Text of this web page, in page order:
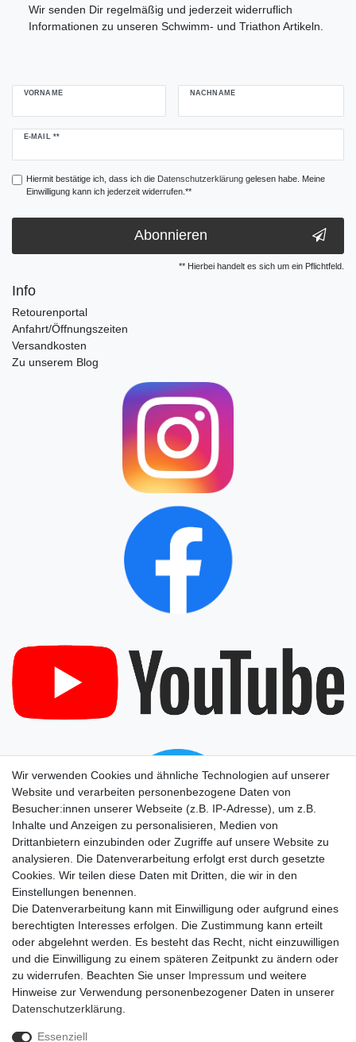
Wir senden Dir regelmäßig und jederzeit widerruflich
Informationen zu unseren Schwimm- und Triathon Artikeln.
VORNAME NACHNAME
E-MAIL **
Newsletter
Hiermit bestätige ich, dass ich die Daten­schutz­erklärunggelesen habe. Meine
Einwilligung kann ich jederzeit widerrufen.**
Abonnieren
** Hierbei handelt es sich um ein Pflichtfeld.
Info
Retourenportal
Anfahrt/Öffnungszeiten
Versandkosten
Zu unserem Blog
Wir verwenden Cookies und ähnliche Technologien auf unserer
Website und verarbeiten personenbezogene Daten von
Besucher:innen unserer Webseite (z.B. IP-Adresse), um z.B.
Inhalte und Anzeigen zu personalisieren, Medien von
Drittanbietern einzubinden oder Zugriffe auf unsere Website zu
analysieren. Die Datenverarbeitung erfolgt erst durch gesetzte
Cookies. Wir teilen diese Daten mit Dritten, die wir in den
Einstellungen benennen.
Die Datenverarbeitung kann mit Einwilligung oder aufgrund eines
berechtigten Interesses erfolgen. Die Zustimmung kann erteilt
oder abgelehnt werden. Es besteht das Recht, nicht einzuwilligen
und die Einwilligung zu einem späteren Zeitpunkt zu ändern oder
zu widerrufen. Beachten Sie unser Impressum und weitere
Hinweise zur Verwendung personenbezogener Daten in unserer
Daten­schutz­erklärung
Essenziell